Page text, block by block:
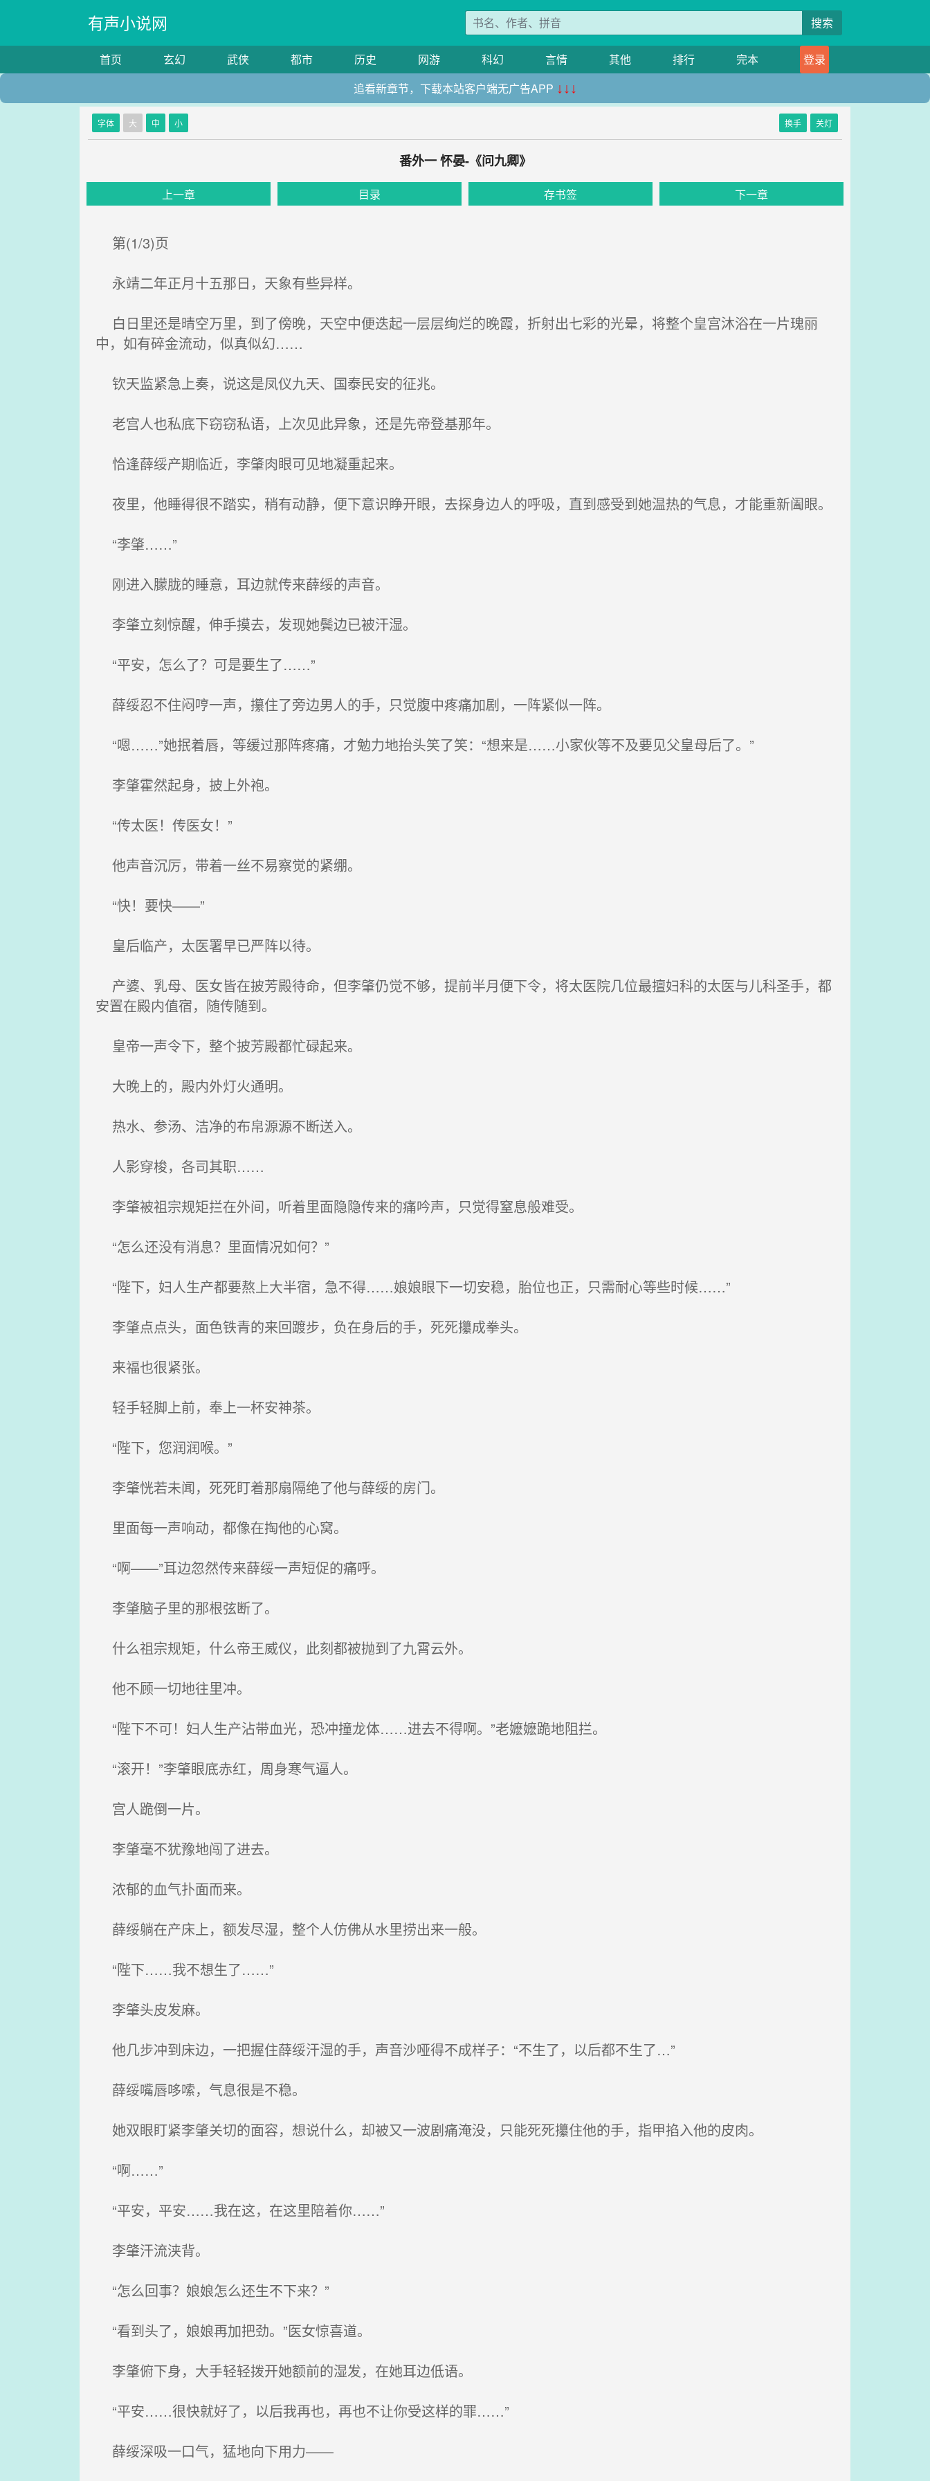
有声小说网 搜索
首页 玄幻 武侠 都市 历史 网游 科幻 言情 其他 排行 完本
登录
追看新章节，下载本站客户端无广告APP ↓↓↓
字体 大 中 小 换手 关灯
番外一 怀晏-《问九卿》
上一章 目录 存书签 下一章
第(1/3)页
永靖二年正月十五那日，天象有些异样。
白日里还是晴空万里，到了傍晚，天空中便迭起一层层绚烂的晚霞，折射出七彩的光晕，将整个皇宫沐浴在一片瑰丽
中，如有碎金流动，似真似幻……
钦天监紧急上奏，说这是凤仪九天、国泰民安的征兆。
老宫人也私底下窃窃私语，上次见此异象，还是先帝登基那年。
恰逢薛绥产期临近，李肇肉眼可见地凝重起来。
夜里，他睡得很不踏实，稍有动静，便下意识睁开眼，去探身边人的呼吸，直到感受到她温热的气息，才能重新阖眼。
“李肇……”
刚进入朦胧的睡意，耳边就传来薛绥的声音。
李肇立刻惊醒，伸手摸去，发现她鬓边已被汗湿。
“平安，怎么了？可是要生了……”
薛绥忍不住闷哼一声，攥住了旁边男人的手，只觉腹中疼痛加剧，一阵紧似一阵。
“嗯……”她抿着唇，等缓过那阵疼痛，才勉力地抬头笑了笑：“想来是……小家伙等不及要见父皇母后了。”
李肇霍然起身，披上外袍。
“传太医！传医女！”
他声音沉厉，带着一丝不易察觉的紧绷。
“快！要快——”
皇后临产，太医署早已严阵以待。
产婆、乳母、医女皆在披芳殿待命，但李肇仍觉不够，提前半月便下令，将太医院几位最擅妇科的太医与儿科圣手，都
安置在殿内值宿，随传随到。
皇帝一声令下，整个披芳殿都忙碌起来。
大晚上的，殿内外灯火通明。
热水、参汤、洁净的布帛源源不断送入。
人影穿梭，各司其职……
李肇被祖宗规矩拦在外间，听着里面隐隐传来的痛吟声，只觉得窒息般难受。
“怎么还没有消息？里面情况如何？”
“陛下，妇人生产都要熬上大半宿，急不得……娘娘眼下一切安稳，胎位也正，只需耐心等些时候……”
李肇点点头，面色铁青的来回踱步，负在身后的手，死死攥成拳头。
来福也很紧张。
轻手轻脚上前，奉上一杯安神茶。
“陛下，您润润喉。”
李肇恍若未闻，死死盯着那扇隔绝了他与薛绥的房门。
里面每一声响动，都像在掏他的心窝。
“啊——”耳边忽然传来薛绥一声短促的痛呼。
李肇脑子里的那根弦断了。
什么祖宗规矩，什么帝王威仪，此刻都被抛到了九霄云外。
他不顾一切地往里冲。
“陛下不可！妇人生产沾带血光，恐冲撞龙体……进去不得啊。”老嬷嬷跪地阻拦。
“滚开！”李肇眼底赤红，周身寒气逼人。
宫人跪倒一片。
李肇毫不犹豫地闯了进去。
浓郁的血气扑面而来。
薛绥躺在产床上，额发尽湿，整个人仿佛从水里捞出来一般。
“陛下……我不想生了……”
李肇头皮发麻。
他几步冲到床边，一把握住薛绥汗湿的手，声音沙哑得不成样子：“不生了，以后都不生了…”
薛绥嘴唇哆嗦，气息很是不稳。
她双眼盯紧李肇关切的面容，想说什么，却被又一波剧痛淹没，只能死死攥住他的手，指甲掐入他的皮肉。
“啊……”
“平安，平安……我在这，在这里陪着你……”
李肇汗流浃背。
“怎么回事？娘娘怎么还生不下来？”
“看到头了，娘娘再加把劲。”医女惊喜道。
李肇俯下身，大手轻轻拨开她额前的湿发，在她耳边低语。
“平安……很快就好了，以后我再也，再也不让你受这样的罪……”
薛绥深吸一口气，猛地向下用力——